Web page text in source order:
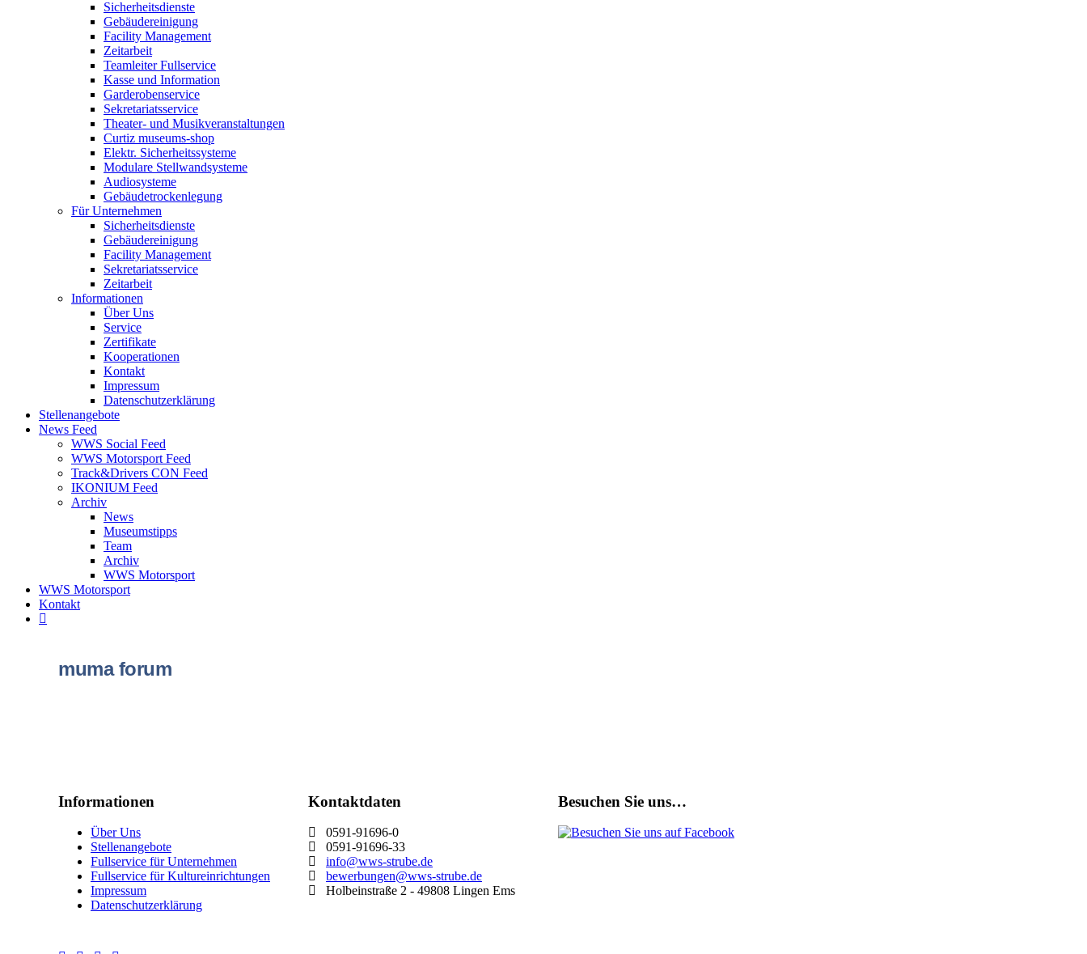
Sicherheitsdienste
Gebäudereinigung
Facility Management
Zeitarbeit
Teamleiter Fullservice
Kasse und Information
Garderobenservice
Sekretariatsservice
Theater- und Musikveranstaltungen
Curtiz museums-shop
Elektr. Sicherheitssysteme
Modulare Stellwandsysteme
Audiosysteme
Gebäudetrockenlegung
Für Unternehmen
Sicherheitsdienste
Gebäudereinigung
Facility Management
Sekretariatsservice
Zeitarbeit
Informationen
Über Uns
Service
Zertifikate
Kooperationen
Kontakt
Impressum
Datenschutzerklärung
Stellenangebote
News Feed
WWS Social Feed
WWS Motorsport Feed
Track&Drivers CON Feed
IKONIUM Feed
Archiv
News
Museumstipps
Team
Archiv
WWS Motorsport
WWS Motorsport
Kontakt
muma forum
Informationen
Über Uns
Stellenangebote
Fullservice für Unternehmen
Fullservice für Kultureinrichtungen
Impressum
Datenschutzerklärung
Kontaktdaten
0591-91696-0
0591-91696-33
info@wws-strube.de
bewerbungen@wws-strube.de
Holbeinstraße 2 - 49808 Lingen Ems
Besuchen Sie uns…